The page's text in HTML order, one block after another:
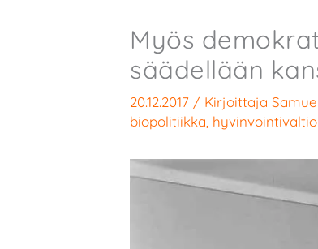
Myös
säädellään
20.12.2017 / Kirjoittaja
biopolitiikka hyvinvointivaltio